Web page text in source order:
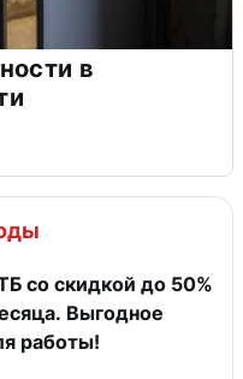
в
со скидкой до 50%
Выгодное
работы!